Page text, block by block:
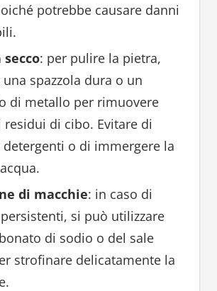
potrebbe causare danni
: per pulire la pietra,
spazzola dura o un
di metallo per rimuovere
residui di cibo. Evitare di
detergenti o di immergere la
di macchie: in caso di
si può utilizzare
di sodio o del sale
strofinare delicatamente la